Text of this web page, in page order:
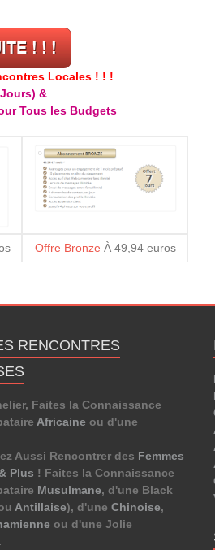
Locales ! ! !
&
Tous les Budgets
Offre Bronze À 49,94 euros
RENCONTRES
Faites la Connaissance
Africaine ou d'une
Aussi Rencontrer des Femmes
Plus ! Faites la Connaissance
Musulmane, d'une Black
Antillaise), d'une Chinoise,
ou d'une Jolie
.